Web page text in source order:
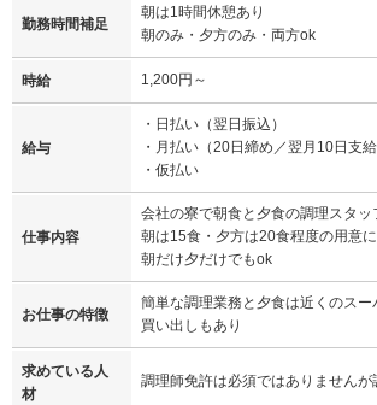
勤務時間補足
朝は1時間休憩あり
朝のみ・夕方のみ・両方ok
時給 1,200円～
給与
・日払い（翌日振込）
・月払い（20日締め／翌月10日支給
・仮払い
仕事内容
会社の寮で朝食と夕食の調理スタッ
朝は15食・夕方は20食程度の用意
朝だけ夕だけでもok
お仕事の特徴
簡単な調理業務と夕食は近くのス
買い出しもあり
求めている人
材
調理師免許は必須ではありません